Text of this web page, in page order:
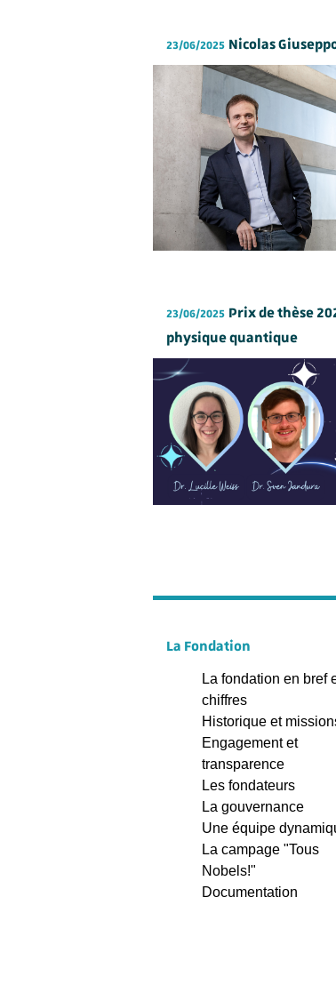
23/06/2025 Nicolas
23/06/2025 Prix de thèse
physique quantique
La Fondation
La fondation en bref
chiffres
Historique et
Engagement et
transparence
Les fondateurs
La gouvernance
Une équipe
La campage "Tous
Nobels!"
Documentation